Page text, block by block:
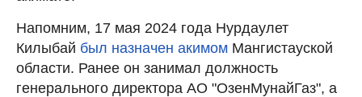
Напомним, 17 мая 2024 года Нурдаулет
Килыбай был назначен акимом Мангистауской
области. Ранее он занимал должность
генерального директора АО "ОзенМунайГаз", а